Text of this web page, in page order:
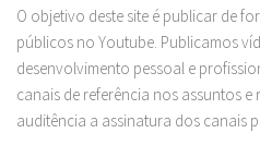
O objetivo deste site é publicar de
públicos no Youtube. Publicamos
desenvolvimento pessoal e
canais de referência nos assuntos
auditência a assinatura dos canais